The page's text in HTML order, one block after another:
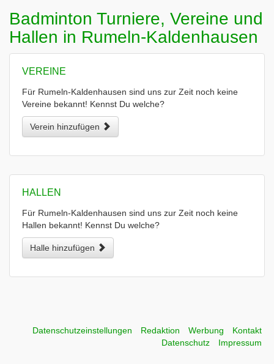
Badminton Turniere, Vereine und
Hallen in Rumeln-Kaldenhausen
VEREINE
Für Rumeln-Kaldenhausen sind uns zur Zeit noch keine
Vereine bekannt! Kennst Du welche?
Verein hinzufügen
HALLEN
Für Rumeln-Kaldenhausen sind uns zur Zeit noch keine
Hallen bekannt! Kennst Du welche?
Halle hinzufügen
Datenschutzeinstellungen Redaktion Werbung
Kontakt
Datenschutz
Impressum